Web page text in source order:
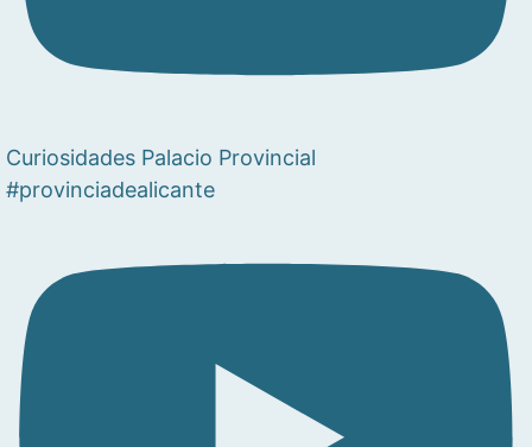
Curiosidades Palacio Provincial
#provinciadealicante